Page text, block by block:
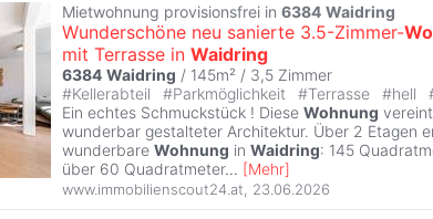
Mietwohnung provisionsfrei in 6384 Waidring
Wunderschöne neu sanierte 3.5-Zimmer-
mit Terrasse in Waidring
6384 Waidring / 145m² / 3,5 Zimmer
#Kellerabteil #Parkmöglichkeit #Terrasse #hell
Ein echtes Schmuckstück ! Diese Wohnung
wunderbar gestalteter Architektur. Über 2 Etagen
wunderbare Wohnung in Waidring: 145
über 60 Quadratmeter... [Mehr]
www.immobilienscout24.at, 23.06.2026